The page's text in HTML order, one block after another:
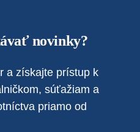
novinky?
a získajte prístup k
súťažiam a
priamo od